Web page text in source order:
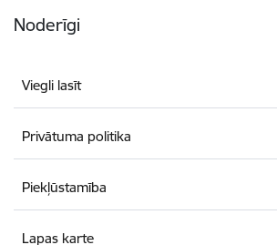
Noderīgi
Viegli lasīt
Privātuma politika
Piekļūstamība
Lapas karte